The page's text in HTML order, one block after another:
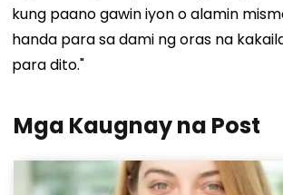
kung paano gawin iyon o alamin
handa para sa dami ng oras na
para dito."
Mga Kaugnay na Post